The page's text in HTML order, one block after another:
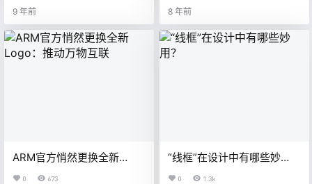
9 年前 8 年前
ARM官方悄然更换全新
Logo：推动万物互联
0 673
“线框”在设计中有哪些妙
用？
0 1.3k